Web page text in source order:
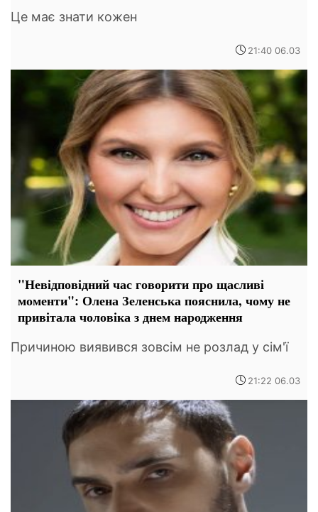
Це має знати кожен
21:40 06.03
"Невідповідний час говорити про щасливі
моменти": Олена Зеленська пояснила, чому не
привітала чоловіка з днем ​​народження
Причиною виявився зовсім не розлад у сім'ї
21:22 06.03